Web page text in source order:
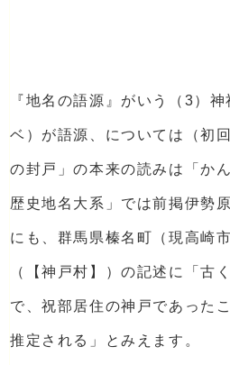
『地名の語源』がいう（3）
ベ）が語源、については（初
の封戸」の本来の読みは「か
歴史地名大系」では前掲伊勢
にも、群馬県榛名町（現高崎
（【神戸村】）の記述に「古
で、祝部居住の神戸であった
推定される」とみえます。